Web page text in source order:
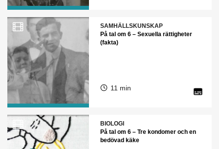
SAMHÄLLSKUNSKAP
På tal om 6 – Sexuella rättigheter
(fakta)
11 min
BIOLOGI
På tal om 6 – Tre kondomer och en
bedövad käke